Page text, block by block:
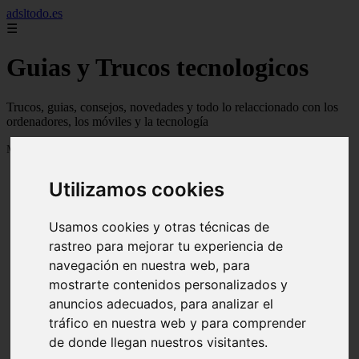
Utilizamos cookies
Usamos cookies y otras técnicas de
rastreo para mejorar tu experiencia de
navegación en nuestra web, para
mostrarte contenidos personalizados y
anuncios adecuados, para analizar el
tráfico en nuestra web y para comprender
de donde llegan nuestros visitantes.
adsltodo.es
☰
Guias y Trucos tecnologicos
Trucos, guias, consejos, novedades y todo lo relaccionado con los
ordenadores, los móviles y la tecnología
Mostrando 1 - 24 de 148 artículos
Newskill Kitsune Review 【Análisis en Español】